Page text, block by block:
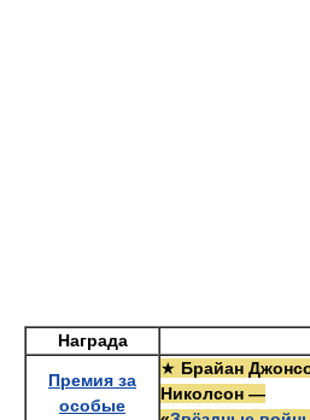
Награда
Премия за
особые
★ Брайан
Николсон —